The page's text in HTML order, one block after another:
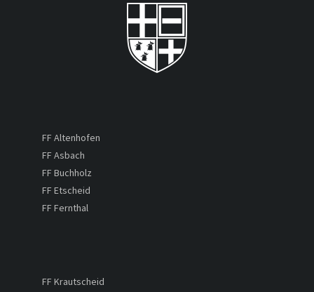
FF Altenhofen
FF Asbach
FF Buchholz
FF Etscheid
FF Fernthal
FF Krautscheid